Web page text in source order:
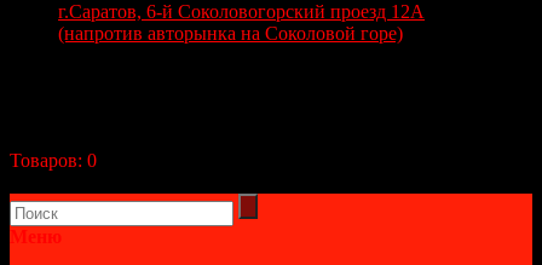
г.Саратов, 6-й Соколовогорский проезд 12А
(напротив авторынка на Соколовой горе)
Товаров: 0
Меню